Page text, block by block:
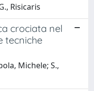
Risicaris
crociata nel
tecniche
Michele; S.,